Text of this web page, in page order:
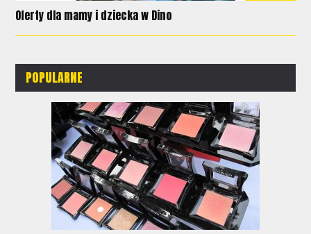
Oferty dla mamy i dziecka w Dino
POPULARNE